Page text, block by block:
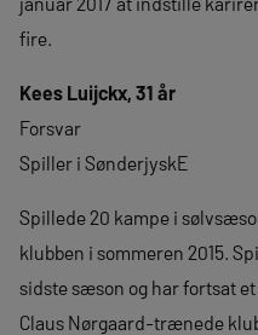
fire.
Kees Luijckx, 31 år
Forsvar
Spiller i SønderjyskE
Spillede 20 kampe i
klubben i sommeren 2015.
sidste sæson og har fortsat
Claus Nørgaard-trænede